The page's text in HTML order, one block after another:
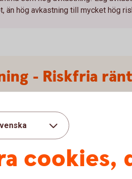
än hög avkastning till mycket hög
- Riskfria
cookies,